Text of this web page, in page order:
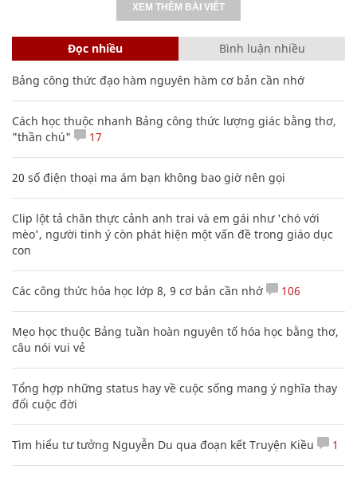
XEM THÊM BÀI VIẾT
Đọc nhiều Bình luận nhiều
Bảng công thức đạo hàm nguyên hàm cơ bản cần nhớ
Cách học thuộc nhanh Bảng công thức lượng giác bằng thơ,
"thần chú"
17
20 số điện thoại ma ám bạn không bao giờ nên gọi
Clip lột tả chân thực cảnh anh trai và em gái như 'chó với
mèo', người tinh ý còn phát hiện một vấn đề trong giáo dục
con
Các công thức hóa học lớp 8, 9 cơ bản cần nhớ 106
Mẹo học thuộc Bảng tuần hoàn nguyên tố hóa học bằng thơ,
câu nói vui vẻ
Tổng hợp những status hay về cuộc sống mang ý nghĩa thay
đổi cuộc đời
Tìm hiểu tư tưởng Nguyễn Du qua đoạn kết Truyện Kiều 1